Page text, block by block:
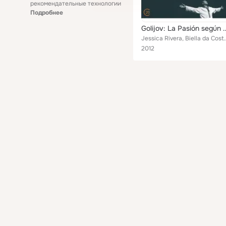
рекомендательные технологии
Подробнее
Golijov: La
Jessica Rivera, Biella da
2012